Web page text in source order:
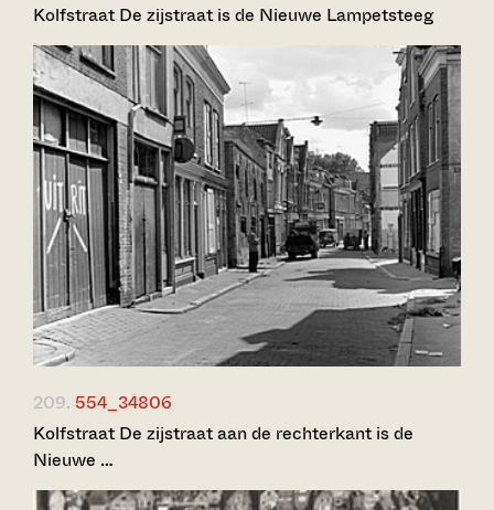
Kolfstraat De zijstraat is de Nieuwe Lampetsteeg
209. 554_34806
Kolfstraat De zijstraat aan de rechterkant is de
Nieuwe …